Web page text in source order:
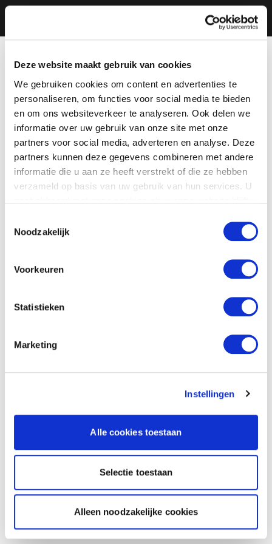
Deze website maakt gebruik van cookies
We gebruiken cookies om content en advertenties te
personaliseren, om functies voor social media te bieden
en om ons websiteverkeer te analyseren. Ook delen we
informatie over uw gebruik van onze site met onze
partners voor social media, adverteren en analyse. Deze
partners kunnen deze gegevens combineren met andere
informatie die u aan ze heeft verstrekt of die ze hebben
verzameld op basis van uw gebruik van hun services. U
Noodzakelijk
Voorkeuren
Statistieken
Marketing
Instellingen
Alle cookies toestaan
Selectie toestaan
Alleen noodzakelijke cookies